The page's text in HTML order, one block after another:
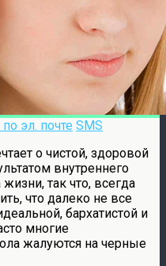
эл. почте SMS
о чистой, здоровой
внутреннего
так что, всегда
что далеко не все
бархатистой и
многие
жалуются на черные